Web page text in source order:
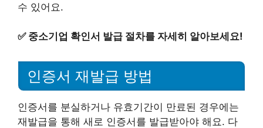
수 있어요.
✅ 중소기업 확인서 발급 절차를 자세히 알아보세요!
인증서 재발급 방법
인증서를 분실하거나 유효기간이 만료된 경우에는
재발급을 통해 새로 인증서를 발급받아야 해요. 다